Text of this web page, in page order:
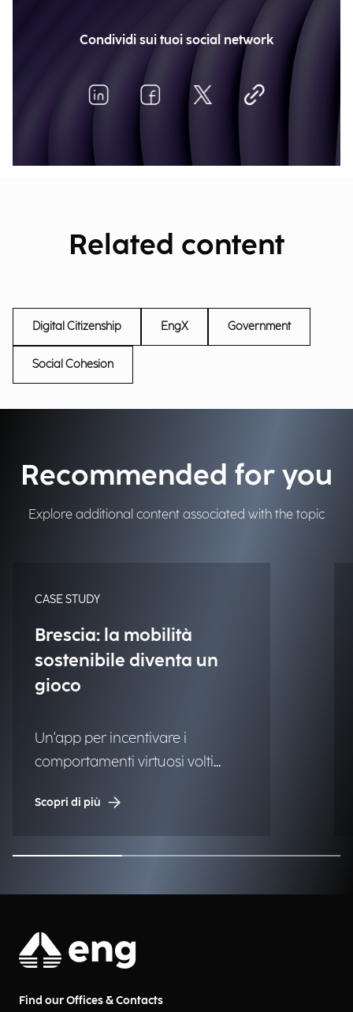
Condividi sui tuoi social network
Related content
Digital Citizenship EngX Government
Social Cohesion
Recommended for you
Explore additional content associated with the topic
CASE STUDY
Brescia: la mobilità
sostenibile diventa un
gioco
Un'app per incentivare i
comportamenti virtuosi volti
privato e della bicicletta sia
privata che in sharing per gli
spostamenti casa-lavoro.
Scopri di più
Find our Offices & Contacts